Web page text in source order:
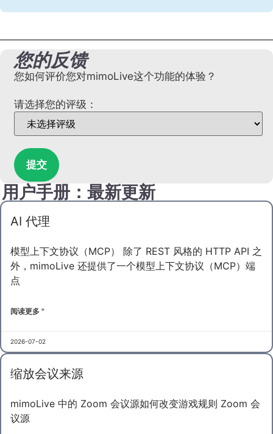
您的反馈
您如何评价您对mimoLive这个功能的体验？
请选择您的评级：
提交
用户手册：最新更新
AI 代理
模型上下文协议（MCP） 除了 REST 风格的 HTTP API 之
外，mimoLive 还提供了一个模型上下文协议（MCP）端
点
阅读更多 "
2026-07-02
缩放会议来源
mimoLive 中的 Zoom 会议源如何改变游戏规则 Zoom 会
议源